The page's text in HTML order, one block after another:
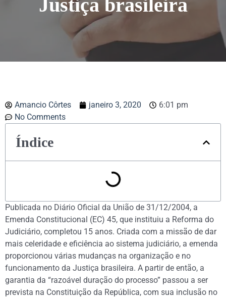
Justiça brasileira
Amancio Côrtes janeiro 3, 2020
6:01 pm
No Comments
Índice
Publicada no Diário Oficial da União de 31/12/2004, a
Emenda Constitucional (EC) 45, que instituiu a Reforma do
Judiciário, completou 15 anos. Criada com a missão de dar
mais celeridade e eficiência ao sistema judiciário, a emenda
proporcionou várias mudanças na organização e no
funcionamento da Justiça brasileira. A partir de então, a
garantia da “razoável duração do processo” passou a ser
prevista na Constituição da República, com sua inclusão no